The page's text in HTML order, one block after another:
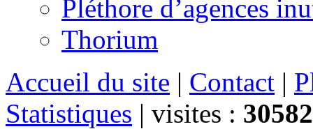
Pléthore d’agences
Thorium
Accueil du site | Contact |
Statistiques | visites :